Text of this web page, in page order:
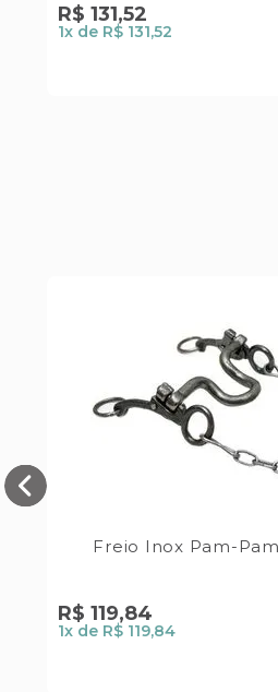
R$ 131,52
1x de R$ 131,52
Freio Inox Pam-
R$ 119,84
1x de R$ 119,84